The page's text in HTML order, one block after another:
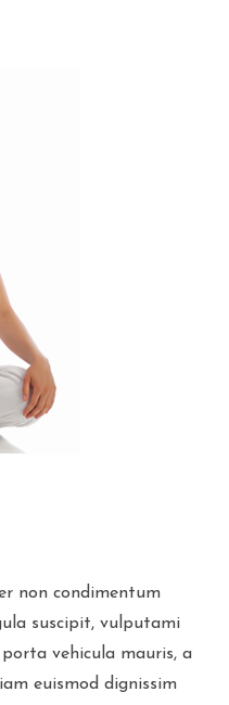
non condimentum
suscipit, vulputami
vehicula mauris, a
euismod dignissim